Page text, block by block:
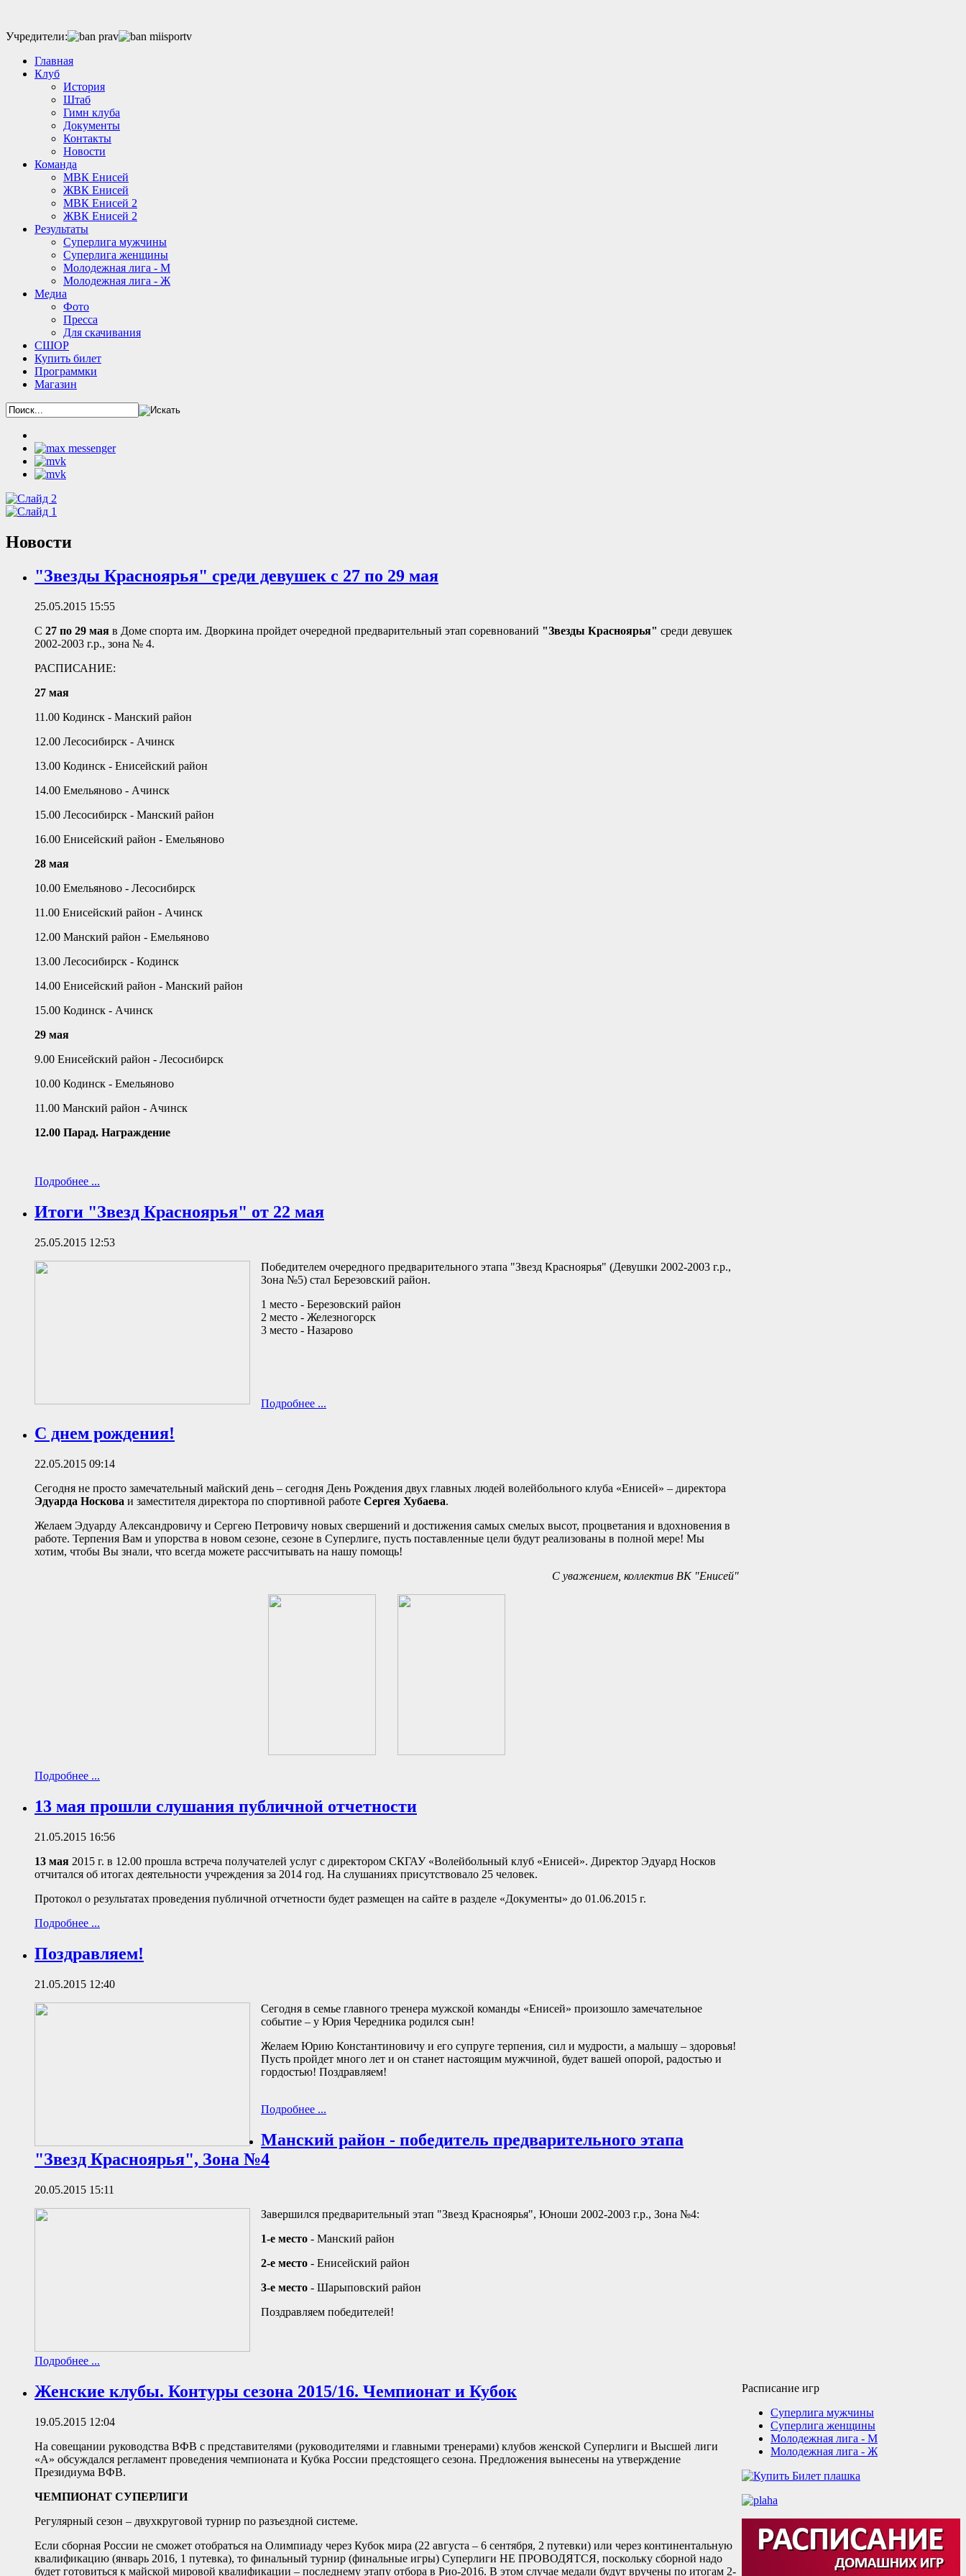
Учредители:
Главная
Клуб
История
Штаб
Гимн клуба
Документы
Контакты
Новости
Команда
МВК Енисей
ЖВК Енисей
МВК Енисей 2
ЖВК Енисей 2
Результаты
Суперлига мужчины
Суперлига женщины
Молодежная лига - М
Молодежная лига - Ж
Медиа
Фото
Пресса
Для скачивания
СШОР
Купить билет
Программки
Магазин
Новости
"Звезды Красноярья" среди девушек с 27 по 29 мая
25.05.2015 15:55
С 27 по 29 мая в Доме спорта им. Дворкина пройдет очередной предварительный этап соревнований "Звезды Красноярья" среди девушек
2002-2003 г.р., зона № 4.
РАСПИСАНИЕ:
27 мая
11.00 Кодинск - Манский район
12.00 Лесосибирск - Ачинск
13.00 Кодинск - Енисейский район
14.00 Емельяново - Ачинск
15.00 Лесосибирск - Манский район
16.00 Енисейский район - Емельяново
28 мая
10.00 Емельяново - Лесосибирск
11.00 Енисейский район - Ачинск
12.00 Манский район - Емельяново
13.00 Лесосибирск - Кодинск
14.00 Енисейский район - Манский район
15.00 Кодинск - Ачинск
29 мая
9.00 Енисейский район - Лесосибирск
10.00 Кодинск - Емельяново
11.00 Манский район - Ачинск
12.00 Парад. Награждение
Подробнее ...
Итоги "Звезд Красноярья" от 22 мая
25.05.2015 12:53
Победителем очередного предварительного этапа "Звезд Красноярья" (Девушки 2002-2003 г.р.,
Зона №5) стал Березовский район.
1 место - Березовский район
2 место - Железногорск
3 место - Назарово
Подробнее ...
С днем рождения!
22.05.2015 09:14
Сегодня не просто замечательный майский день – сегодня День Рождения двух главных людей волейбольного клуба «Енисей» – директора
Эдуарда Носкова и заместителя директора по спортивной работе Сергея Хубаева.
Желаем Эдуарду Александровичу и Сергею Петровичу новых свершений и достижения самых смелых высот, процветания и вдохновения в
работе. Терпения Вам и упорства в новом сезоне, сезоне в Суперлиге, пусть поставленные цели будут реализованы в полной мере! Мы
хотим, чтобы Вы знали, что всегда можете рассчитывать на нашу помощь!
С уважением, коллектив ВК "Енисей"
Подробнее ...
13 мая прошли слушания публичной отчетности
21.05.2015 16:56
13 мая 2015 г. в 12.00 прошла встреча получателей услуг с директором СКГАУ «Волейбольный клуб «Енисей». Директор Эдуард Носков
отчитался об итогах деятельности учреждения за 2014 год. На слушаниях присутствовало 25 человек.
Протокол о результатах проведения публичной отчетности будет размещен на сайте в разделе «Документы» до 01.06.2015 г.
Подробнее ...
Поздравляем!
21.05.2015 12:40
Сегодня в семье главного тренера мужской команды «Енисей» произошло замечательное
событие – у Юрия Чередника родился сын!
Желаем Юрию Константиновичу и его супруге терпения, сил и мудрости, а малышу – здоровья!
Пусть пройдет много лет и он станет настоящим мужчиной, будет вашей опорой, радостью и
гордостью! Поздравляем!
Подробнее ...
Манский район - победитель предварительного этапа
"Звезд Красноярья", Зона №4
20.05.2015 15:11
Завершился предварительный этап "Звезд Красноярья", Юноши 2002-2003 г.р., Зона №4:
1-е место - Манский район
2-е место - Енисейский район
3-е место - Шарыповский район
Поздравляем победителей!
Подробнее ...
Женские клубы. Контуры сезона 2015/16. Чемпионат и Кубок
19.05.2015 12:04
На совещании руководства ВФВ с представителями (руководителями и главными тренерами) клубов женской Суперлиги и Высшей лиги
«А» обсуждался регламент проведения чемпионата и Кубка России предстоящего сезона. Предложения вынесены на утверждение
Президиума ВФВ.
ЧЕМПИОНАТ СУПЕРЛИГИ
Регулярный сезон – двухкруговой турнир по разъездной системе.
Если сборная России не сможет отобраться на Олимпиаду через Кубок мира (22 августа – 6 сентября, 2 путевки) или через континентальную
квалификацию (январь 2016, 1 путевка), то финальный турнир (финальные игры) Суперлиги НЕ ПРОВОДЯТСЯ, поскольку сборной надо
будет готовиться к майской мировой квалификации – последнему этапу отбора в Рио-2016. В этом случае медали будут вручены по итогам 2-
Расписание игр
Суперлига мужчины
Суперлига женщины
Молодежная лига - М
Молодежная лига - Ж